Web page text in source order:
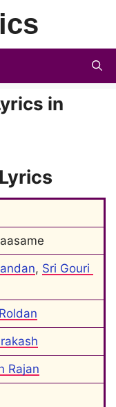
in
, Sri Gouri
Rajan